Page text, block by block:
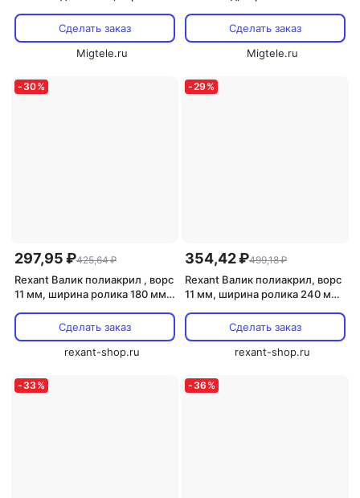
Сделать заказ
Migtele.ru
Сделать заказ
Migtele.ru
- 30%
297,95 ₽425,64 ₽
Rexant Валик полиакрил , ворс
11 мм, ширина ролика 180 мм,
Сделать заказ
rexant-shop.ru
-29 %
354,42 ₽499,18 ₽
Rexant Валик полиакрил, ворс
11 мм, ширина ролика 240 мм,
Сделать заказ
rexant-shop.ru
- 33 % - 36 %